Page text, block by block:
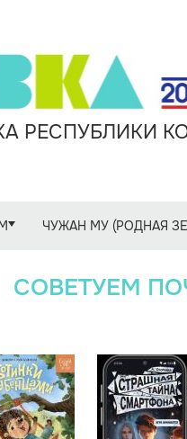
РЕСПУБЛИКИ
ЧУЖАН МУ (РОДНАЯ
СОВЕТУЕМ